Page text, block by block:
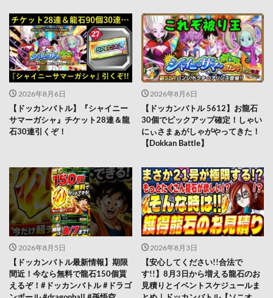
2026年8月6日
【ドッカンバトル】『シャイニー
サマーガシャ』チケット28連＆龍
石30連引くぞ！
2026年8月6日
【ドッカンバトル 5612】お龍石
30個でピックアップ確定！しゃい
にぃさまぁがしゃがやってきた！
【Dokkan Battle】
2026年8月5日
【ドッカンバトル最新情報】期限
間近！今なら無料で龍石150個貰
えるぞ！#ドッカンバトル #ドラゴ
2026年8月3日
【安心してください!!合法で
す!!】8月3日から増える龍石のお
見積りとイベントスケジュールま